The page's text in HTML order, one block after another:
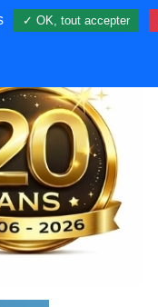
Contact
✓ OK, tout accepter